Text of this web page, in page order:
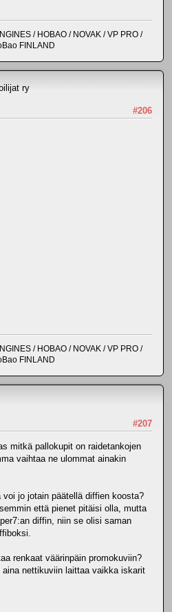
/ HOBAO / NOVAK / VP PRO /
FINLAND
ry
#206
/ HOBAO / NOVAK / VP PRO /
FINLAND
#207
mitkä pallokupit on raidetankojen
vaihtaa ne ulommat ainakin
jo jotain päätellä diffien koosta?
että pienet pitäisi olla, mutta
diffin, niin se olisi saman
renkaat väärinpäin promokuviin?
aina nettikuviin laittaa vaikka iskarit